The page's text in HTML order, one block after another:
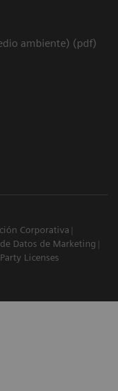
ambiente) (pdf)
Corporativa
Datos de Marketing
Licenses